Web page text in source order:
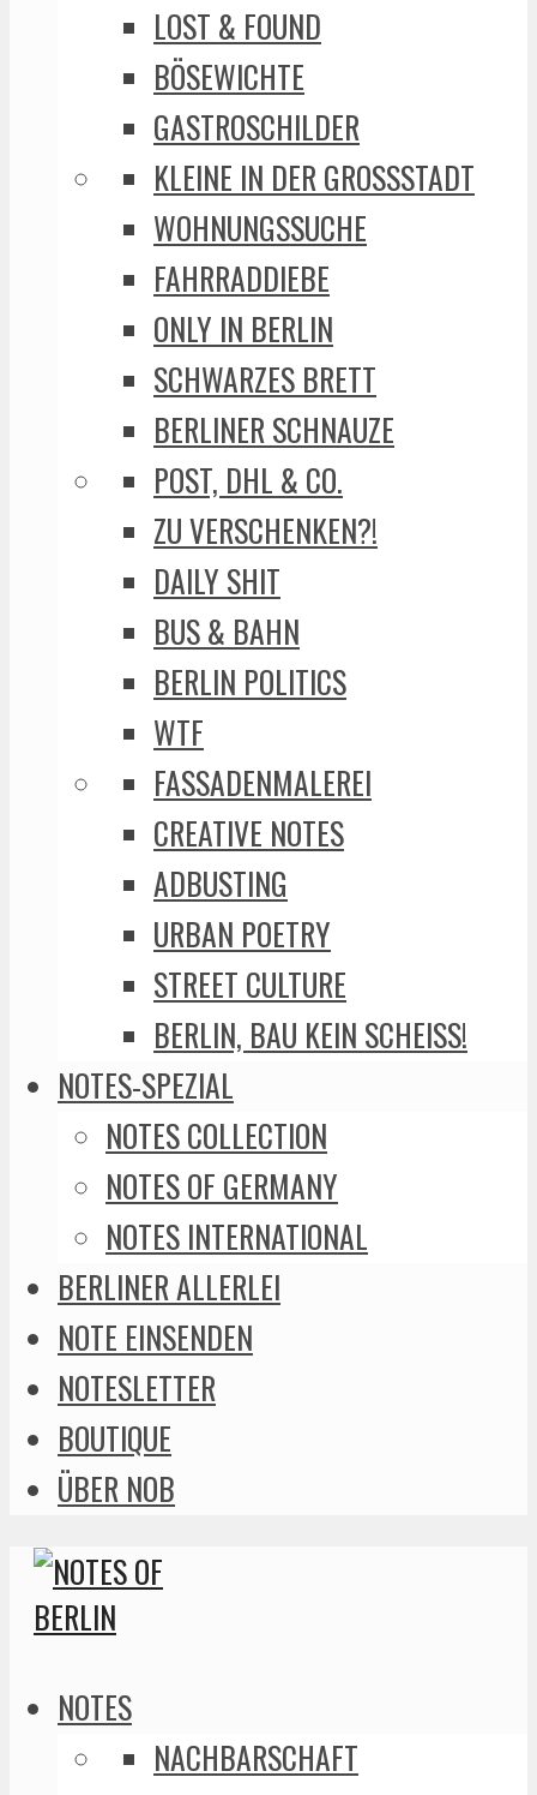
LOST & FOUND
BÖSEWICHTE
GASTROSCHILDER
KLEINE IN DER GROSSSTADT
WOHNUNGSSUCHE
FAHRRADDIEBE
ONLY IN BERLIN
SCHWARZES BRETT
BERLINER SCHNAUZE
POST, DHL & CO.
ZU VERSCHENKEN?!
DAILY SHIT
BUS & BAHN
BERLIN POLITICS
WTF
FASSADENMALEREI
CREATIVE NOTES
ADBUSTING
URBAN POETRY
STREET CULTURE
BERLIN, BAU KEIN SCHEISS!
NOTES-SPEZIAL
NOTES COLLECTION
NOTES OF GERMANY
NOTES INTERNATIONAL
BERLINER ALLERLEI
NOTE EINSENDEN
NOTESLETTER
BOUTIQUE
ÜBER NOB
NOTES
NACHBARSCHAFT